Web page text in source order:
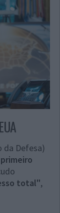
da Defesa)
primeiro
total",